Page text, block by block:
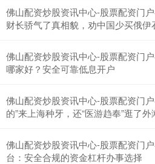
佛山配资炒股资讯中心-股票配资门
财长骄气了真相貌，劝中国少买俄伊
佛山配资炒股资讯中心-股票配资门
哪家好？安全可靠低息开户
佛山配资炒股资讯中心-股票配资门
的”来上海种牙，还“医游趋奉”逛了外
佛山配资炒股资讯中心-股票配资门
台：安全合规的资金杠杆办事选择